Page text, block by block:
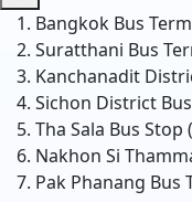
Bangkok Bus
Suratthani Bus
Kanchanadit
Sichon District
Tha Sala Bus
Nakhon Si
Pak Phanang Bus